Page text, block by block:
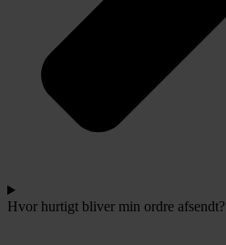
Hvor hurtigt bliver min ordre afsendt?